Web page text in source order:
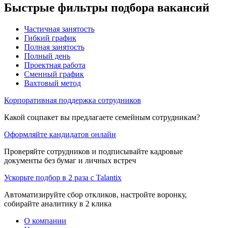
Быстрые фильтры подбора вакансий
Частичная занятость
Гибкий график
Полная занятость
Полный день
Проектная работа
Сменный график
Вахтовый метод
Корпоративная поддержка сотрудников
Какой соцпакет вы предлагаете семейным сотрудникам?
Оформляйте кандидатов онлайн
Проверяйте сотрудников и подписывайте кадровые
документы без бумаг и личных встреч
Ускорьте подбор в 2 раза с Talantix
Автоматизируйте сбор откликов, настройте воронку,
собирайте аналитику в 2 клика
О компании